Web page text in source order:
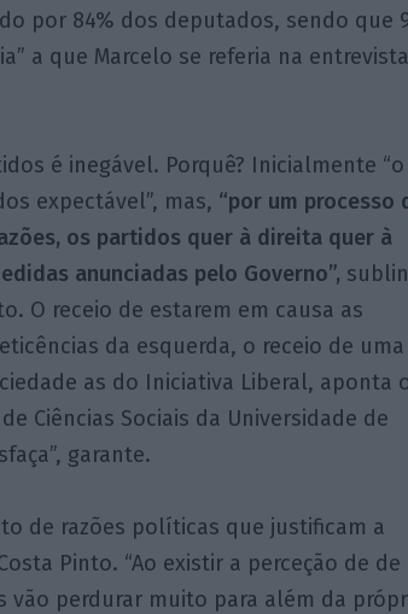
por 84% dos deputados, sendo que
a que Marcelo se referia na
é inegável. Porquê? Inicialmente
expectável”, mas, “por um processo
os partidos quer à direita quer à
anunciadas pelo Governo”,
O receio de estarem em causa as
da esquerda, o receio de uma
as do Iniciativa Liberal, aponta
Ciências Sociais da Universidade de
garante.
de razões políticas que justificam a
Pinto. “Ao existir a perceção de de
vão perdurar muito para além da